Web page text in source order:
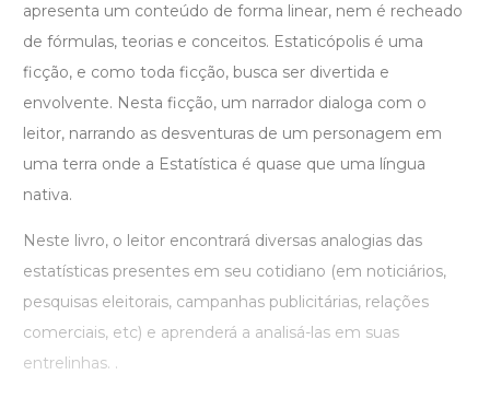
apresenta um conteúdo de forma linear, nem é recheado
de fórmulas, teorias e conceitos. Estaticópolis é uma
ficção, e como toda ficção, busca ser divertida e
envolvente. Nesta ficção, um narrador dialoga com o
leitor, narrando as desventuras de um personagem em
uma terra onde a Estatística é quase que uma língua
nativa.
Neste livro, o leitor encontrará diversas analogias das
estatísticas presentes em seu cotidiano (em noticiários,
pesquisas eleitorais, campanhas publicitárias, relações
comerciais, etc) e aprenderá a analisá-las em suas
entrelinhas. .